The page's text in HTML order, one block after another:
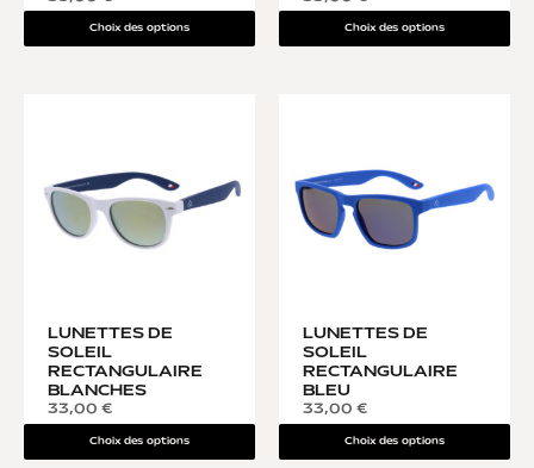
Choix des options Choix des options
LUNETTES DE
SOLEIL
RECTANGULAIRE
BLANCHES
33,00 €
Choix des options
LUNETTES DE
SOLEIL
RECTANGULAIRE
BLEU
33,00 €
Choix des options